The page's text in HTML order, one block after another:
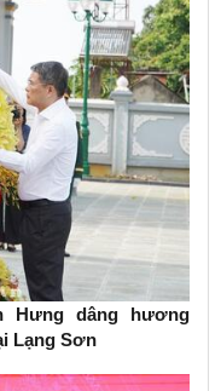
Hưng dâng hương
Lạng Sơn